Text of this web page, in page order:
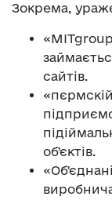
Зокрема,
сайтів.
обʼєктів.